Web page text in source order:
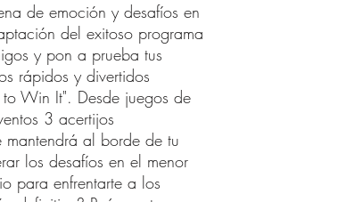
de emoción y desafíos en
del exitoso programa
y pon a prueba tus
rápidos y divertidos
Win It". Desde juegos de
3 acertijos
mantendrá al borde de tu
los desafíos en el menor
para enfrentarte a los